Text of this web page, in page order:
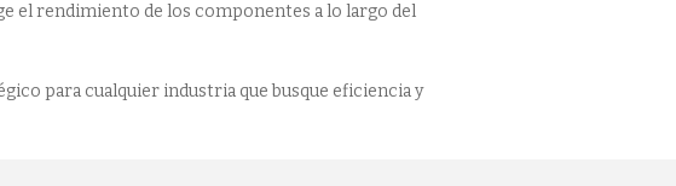
el rendimiento de los componentes a lo largo del
para cualquier industria que busque eficiencia y